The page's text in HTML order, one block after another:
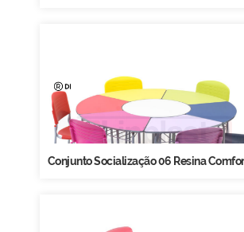
Conjunto Socialização 06 Resina